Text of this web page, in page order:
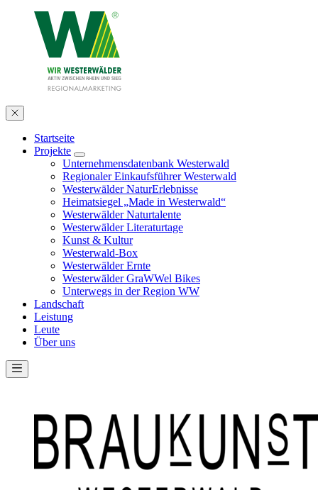
Startseite
Projekte
Unternehmensdatenbank Westerwald
Regionaler Einkaufsführer Westerwald
Westerwälder NaturErlebnisse
Heimatsiegel „Made in Westerwald“
Westerwälder Naturtalente
Westerwälder Literaturtage
Kunst & Kultur
Westerwald-Box
Westerwälder Ernte
Westerwälder GraWWel Bikes
Unterwegs in der Region WW
Landschaft
Leistung
Leute
Über uns